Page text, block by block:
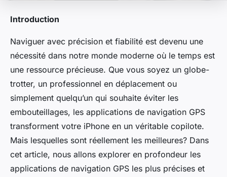
Introduction
Naviguer avec précision et fiabilité est devenu une
nécessité dans notre monde moderne où le temps est
une ressource précieuse. Que vous soyez un globe-
trotter, un professionnel en déplacement ou
simplement quelqu’un qui souhaite éviter les
embouteillages, les applications de navigation GPS
transforment votre iPhone en un véritable copilote.
Mais lesquelles sont réellement les meilleures? Dans
cet article, nous allons explorer en profondeur les
applications de navigation GPS les plus précises et